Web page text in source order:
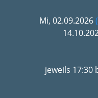
Mi, 02.09.2026
jeweils 17:30